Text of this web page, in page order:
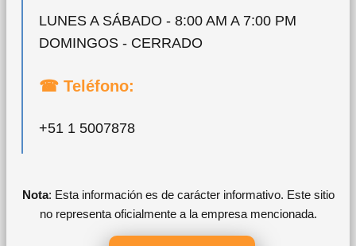
LUNES A SÁBADO - 8:00 AM A 7:00 PM
DOMINGOS - CERRADO
☎ Teléfono:
+51 1 5007878
Nota: Esta información es de carácter informativo. Este sitio
no representa oficialmente a la empresa mencionada.